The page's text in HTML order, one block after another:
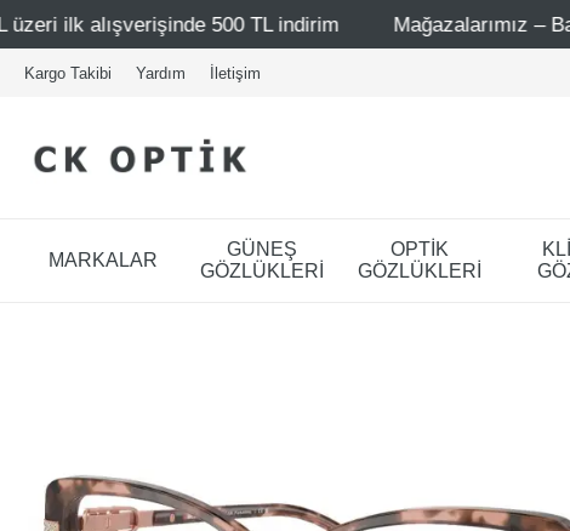
500 TL indirim Mağazalarımız – Bağdat Caddesi 1 -
Kargo Takibi Yardım İletişim
MARKALAR
GÜNEŞ
GÖZLÜKLERİ
OPTİK
GÖZLÜKLERİ